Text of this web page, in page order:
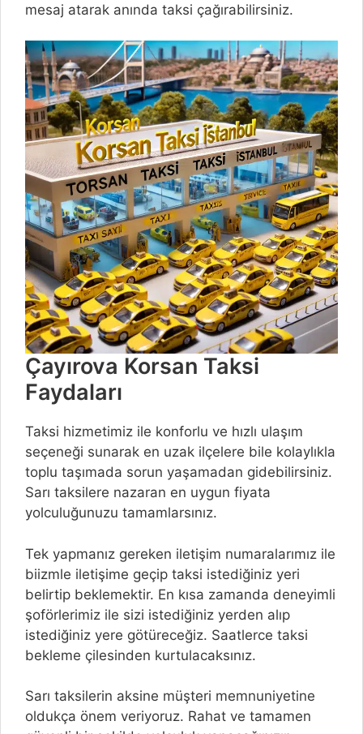
mesaj atarak anında taksi çağırabilirsiniz.
Çayırova Korsan Taksi
Faydaları
Taksi hizmetimiz ile konforlu ve hızlı ulaşım
seçeneği sunarak en uzak ilçelere bile kolaylıkla
toplu taşımada sorun yaşamadan gidebilirsiniz.
Sarı taksilere nazaran en uygun fiyata
yolculuğunuzu tamamlarsınız.
Tek yapmanız gereken iletişim numaralarımız ile
biizmle iletişime geçip taksi istediğiniz yeri
belirtip beklemektir. En kısa zamanda deneyimli
şoförlerimiz ile sizi istediğiniz yerden alıp
istediğiniz yere götüreceğiz. Saatlerce taksi
bekleme çilesinden kurtulacaksınız.
Sarı taksilerin aksine müşteri memnuniyetine
oldukça önem veriyoruz. Rahat ve tamamen